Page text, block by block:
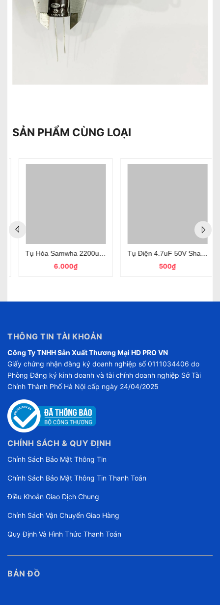
SẢN PHẨM CÙNG LOẠI
Nichicon
Chính Hãng SamWha 8x12mm
Tụ Hóa Samwha 2200uF 35V Màu Đen Chính Hãng
6.000₫
Tụ Điện 4.7uF 50V Shamwha
500₫
THÔNG TIN TÀI KHOẢN
Công Ty TNHH Sản Xuất Thương Mại HD PRO VN
Giấy chứng nhận đăng ký doanh nghiệp số 0111034406 do
Phòng Đăng ký kinh doanh và tài chính doanh nghiệp Sở Tài
Chính Thành Phố Hà Nội cấp ngày 24/04/2025
CHÍNH SÁCH & QUY ĐỊNH
Chính Sách Bảo Mật Thông Tin
Chính Sách Bảo Mật Thông Tin Thanh Toán
Điều Khoản Giao Dịch Chung
Chính Sách Vận Chuyển Giao Hàng
Quy Định Và Hình Thức Thanh Toán
BẢN ĐỒ